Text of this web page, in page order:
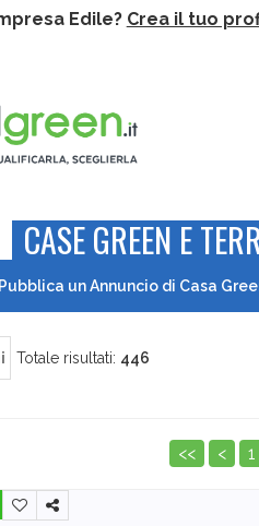
Edile? Crea il tuo
CASE GREEN E
Pubblica un Annuncio di Casa
Totale risultati: 446
<< < 1